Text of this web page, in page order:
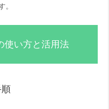
。
使い方と活用法